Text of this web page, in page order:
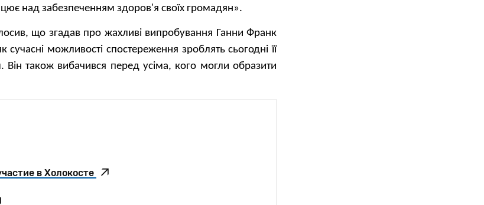
над забезпеченням здоров'я своїх громадян».
що згадав про жахливі випробування Ганни Франк
можливості спостереження зроблять сьогодні її
також вибачився перед усіма, кого могли образити
в Холокосте